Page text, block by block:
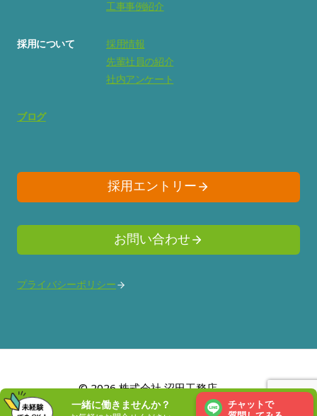
工事事例紹介
採用について
採用情報
先輩社員の紹介
社内アンケート
ブログ
採用エントリー
お問い合わせ
プライバシーポリシー
© 2026 株式会社 沼田工務店
一緒に働きませんか？
チャットで